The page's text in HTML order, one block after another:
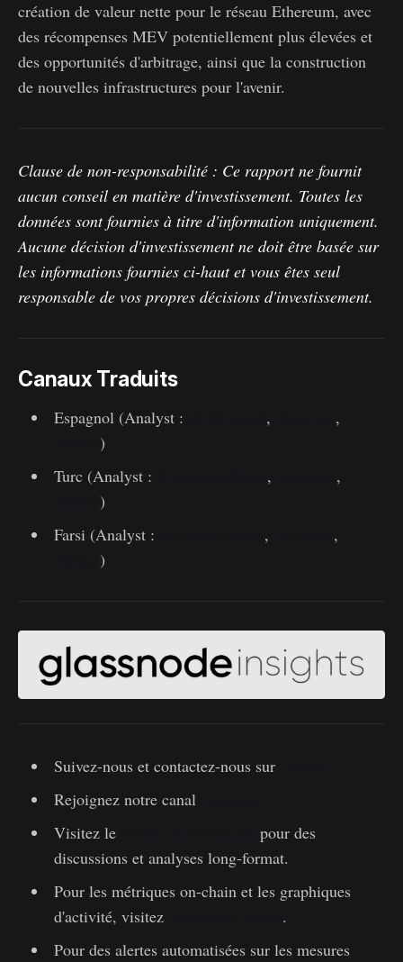
création de valeur nette pour le réseau Ethereum, avec
des récompenses MEV potentiellement plus élevées et
des opportunités d'arbitrage, ainsi que la construction
de nouvelles infrastructures pour l'avenir.
Clause de non-responsabilité : Ce rapport ne fournit
aucun conseil en matière d'investissement. Toutes les
données sont fournies à titre d'information uniquement.
Aucune décision d'investissement ne doit être basée sur
les informations fournies ci-haut et vous êtes seul
responsable de vos propres décisions d'investissement.
Canaux Traduits
Espagnol (Analyst : ,
,
)
Turc (Analyst :
,
,
)
Farsi (Analyst :
,
,
)
Suivez-nous et contactez-nous sur
Rejoignez notre canal
Visitez le
pour des
discussions et analyses long-format.
Pour les métriques on-chain et les graphiques
d'activité, visitez
.
Pour des alertes automatisées sur les mesures